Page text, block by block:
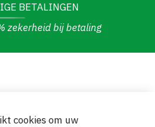
BETALINGEN
zekerheid bij betaling
cookies om uw